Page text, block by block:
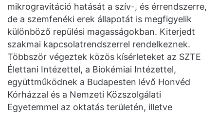
mikrogravitáció hatását a szív-, és érrendszerre,
de a szemfenéki erek állapotát is megfigyelik
különböző repülési magasságokban. Kiterjedt
szakmai kapcsolatrendszerrel rendelkeznek.
Többször végeztek közös kísérleteket az SZTE
Élettani Intézettel, a Biokémiai Intézettel,
együttműködnek a Budapesten lévő Honvéd
Kórházzal és a Nemzeti Közszolgálati
Egyetemmel az oktatás területén, illetve